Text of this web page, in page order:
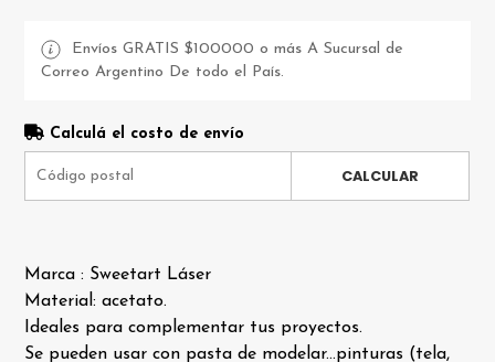
Envíos GRATIS $100000 o más A Sucursal de
Correo Argentino De todo el País.
Calculá el costo de envío
CALCULAR
Marca : Sweetart Láser
Material: acetato.
Ideales para complementar tus proyectos.
Se pueden usar con pasta de modelar...pinturas (tela,